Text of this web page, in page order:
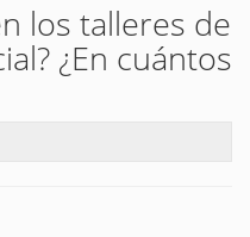
los talleres de
¿En cuántos